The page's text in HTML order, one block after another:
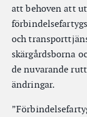
att behoven att
och
skärgårdsborna
de nuvarande
ändringar.